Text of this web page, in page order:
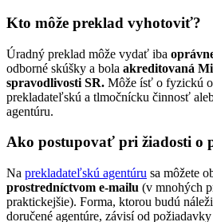
Kto môže preklad vyhotoviť?
Úradný preklad môže vydať iba
odborné skúšky a bola akreditovaná
spravodlivosti SR. Môže ísť o fyzickú
prekladateľskú a tlmočnícku činnosť
agentúru.
Ako postupovať pri žiadosti o
Na prekladateľskú agentúru sa môžete
prostredníctvom e-mailu (v mnohých
praktickejšie). Forma, ktorou budú
doručené agentúre, závisí od